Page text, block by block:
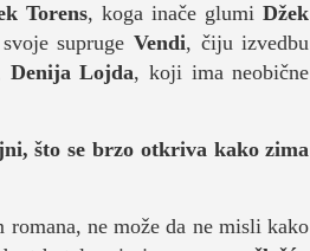
Torens, koga inače glumiDžek
suprugeVendi, čiju izvedbu
Denija Lojda, koji ima neobične
što se brzo otkriva kako zima
ne može da ne misli kako